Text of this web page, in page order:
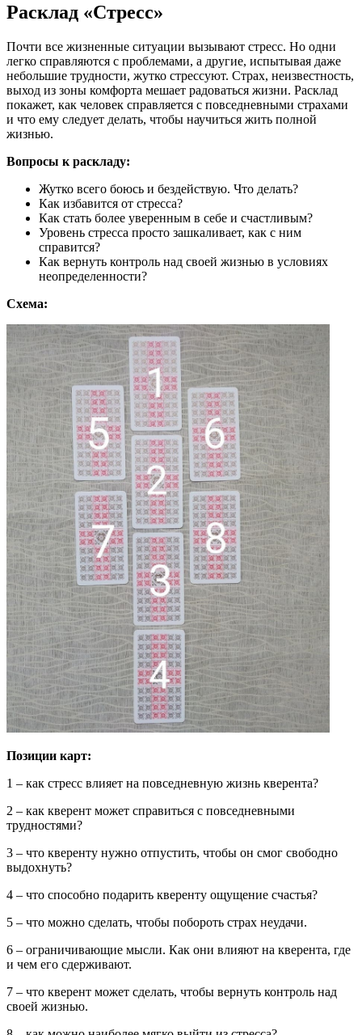
Расклад «Стресс»
Почти все жизненные ситуации вызывают стресс. Но одни
легко справляются с проблемами, а другие, испытывая даже
небольшие трудности, жутко стрессуют. Страх, неизвестность,
выход из зоны комфорта мешает радоваться жизни. Расклад
покажет, как человек справляется с повседневными страхами
и что ему следует делать, чтобы научиться жить полной
жизнью.
Вопросы к раскладу:
Жутко всего боюсь и бездействую. Что делать?
Как избавится от стресса?
Как стать более уверенным в себе и счастливым?
Уровень стресса просто зашкаливает, как с ним
справится?
Как вернуть контроль над своей жизнью в условиях
неопределенности?
Схема:
Позиции карт:
1 – как стресс влияет на повседневную жизнь кверента?
2 – как кверент может справиться с повседневными
трудностями?
3 – что кверенту нужно отпустить, чтобы он смог свободно
выдохнуть?
4 – что способно подарить кверенту ощущение счастья?
5 – что можно сделать, чтобы побороть страх неудачи.
6 – ограничивающие мысли. Как они влияют на кверента, где
и чем его сдерживают.
7 – что кверент может сделать, чтобы вернуть контроль над
своей жизнью.